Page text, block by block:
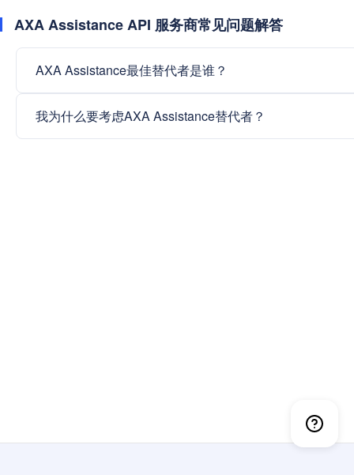
AXA Assistance API 服务商常见问题解答
AXA Assistance最佳替代者是谁？
我为什么要考虑AXA Assistance替代者？